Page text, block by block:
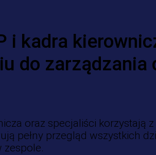
i kadra
do zarządzania
oraz specjaliści korzystają
pełny przegląd wszystkich
zespole.